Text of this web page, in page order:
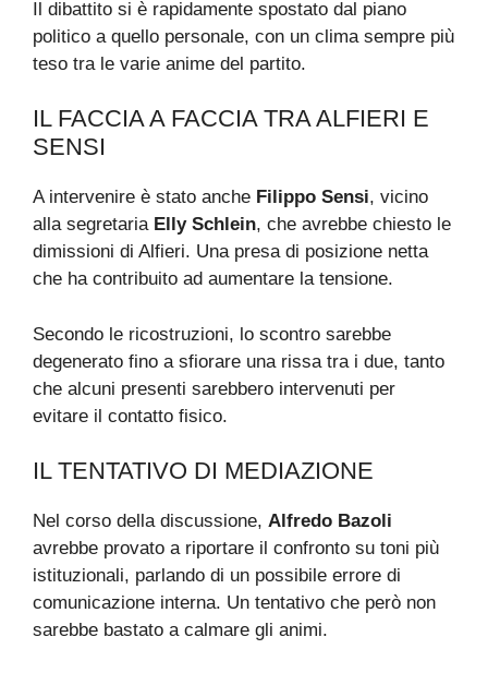
Il dibattito si è rapidamente spostato dal piano
politico a quello personale, con un clima sempre più
teso tra le varie anime del partito.
IL FACCIA A FACCIA TRA ALFIERI E
SENSI
A intervenire è stato anche Filippo Sensi, vicino
alla segretaria Elly Schlein, che avrebbe chiesto le
dimissioni di Alfieri. Una presa di posizione netta
che ha contribuito ad aumentare la tensione.
Secondo le ricostruzioni, lo scontro sarebbe
degenerato fino a sfiorare una rissa tra i due, tanto
che alcuni presenti sarebbero intervenuti per
evitare il contatto fisico.
IL TENTATIVO DI MEDIAZIONE
Nel corso della discussione, Alfredo Bazoli
avrebbe provato a riportare il confronto su toni più
istituzionali, parlando di un possibile errore di
comunicazione interna. Un tentativo che però non
sarebbe bastato a calmare gli animi.